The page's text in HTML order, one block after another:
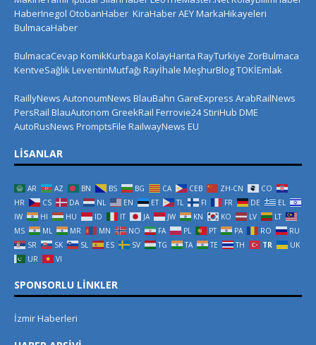
HaberInegol OtobanHaber KiraHaberAEYMarkaHikayeleri
BulmacaHaber
BulmacaCevap KomikKurbaga KolayHarita RayTurkiye ZorBulmaca
KentveSağlıkLeventinMutfağı Rayİhale MeşhurBlogTOKİEmlak
RaillyNews AutonoumNews BlauBahn GareExpress ArabRailNews
PersRail BlauAutonom GreekRail Ferrovie24 StiriHub DME
AutoRusNews PromptsFile RailwayNews EU
LISANLAR
AR AZ BN BS BG CA CEB ZH-CN
CO
HR
CS DA NL EN ET TL FI FR DE
EL
IW
HI HU ID IT JA JW KN KO LV
LT
MS
ML MR MN NO FA PL PT PA RO
RU
SR
SK SL ES SV TG TA TE TH TR
UK
UR
VI
SPONSORLU LINKLER
İzmir Haberleri